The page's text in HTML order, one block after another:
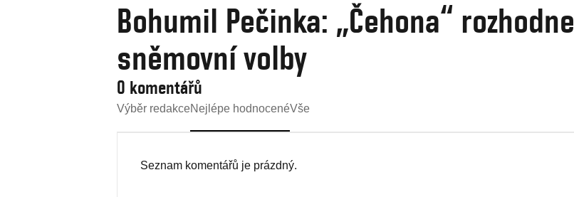
Bohumil Pečinka: „Čehona“ rozhodne
sněmovní volby
0 komentářů
Výběr redakceNejlépe hodnocenéVše
Seznam komentářů je prázdný.